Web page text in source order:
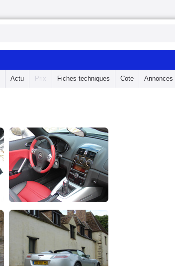
Actu Prix Fiches techniques Cote Annonces